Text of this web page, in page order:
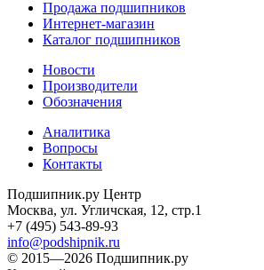
Продажа подшипников
Интернет-магазин
Каталог подшипников
Новости
Производители
Обозначения
Аналитика
Вопросы
Контакты
Подшипник.ру Центр
Москва, ул. Угличская, 12, стр.1
+7 (495) 543-89-93
info@podshipnik.ru
© 2015—2026 Подшипник.ру